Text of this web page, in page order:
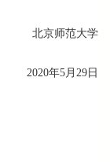
北京师范大学
2020年5月29日